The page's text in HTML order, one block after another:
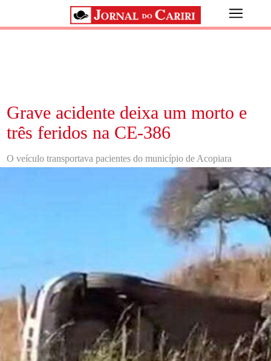
Grave acidente deixa um morto e
três feridos na CE-386
O veículo transportava pacientes do município de Acopiara